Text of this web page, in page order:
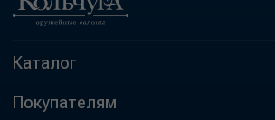
Каталог
Покупателям